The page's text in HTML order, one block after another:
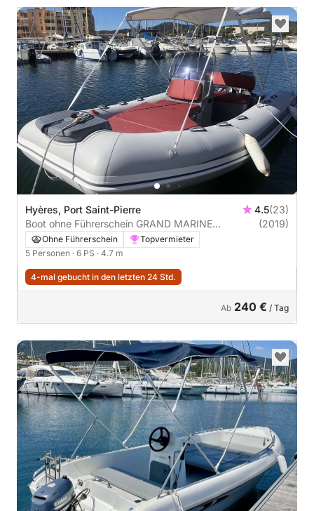
Hyères, Port Saint-Pierre 4.5(23)
Boot ohne Führerschein GRAND MARINE
CORPORATION GRAND S470 6PS
(2019)
Ohne Führerschein
Topvermieter
5 Personen · 6 PS · 4.7 m
4-mal gebucht in den letzten 24 Std.
Ab 240 € / Tag